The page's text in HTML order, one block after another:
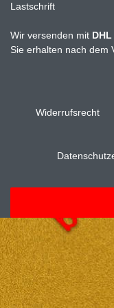
Lastschrift
Wir versenden mit DHL
Sie erhalten nach dem
Widerrufs­recht